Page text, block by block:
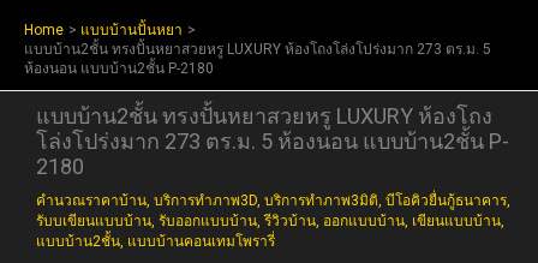
Home
แบบบ้านปั้นหยา
แบบบ้าน2ชั้น ทรงปั้นหยาสวยหรู LUXURY ห้องโถงโล่งโปร่งมาก 273 ตร.ม. 5
ห้องนอน แบบบ้าน2ชั้น P-2180
แบบบ้าน2ชั้น ทรงปั้นหยาสวยหรู LUXURY ห้องโถง
โล่งโปร่งมาก 273 ตร.ม. 5 ห้องนอน แบบบ้าน2ชั้น P-
2180
คำนวณราคาบ้าน, บริการทำภาพ3D, บริการทำภาพ3มิติ, บีโอคิวยื่นกู้ธนาคาร,
รับบเขียนแบบบ้าน, รับออกแบบบ้าน,รีวิวบ้าน, ออกแบบบ้าน, เขียนแบบบ้าน,
แบบบ้าน2ชั้น, แบบบ้านคอนเทมโพรารี่